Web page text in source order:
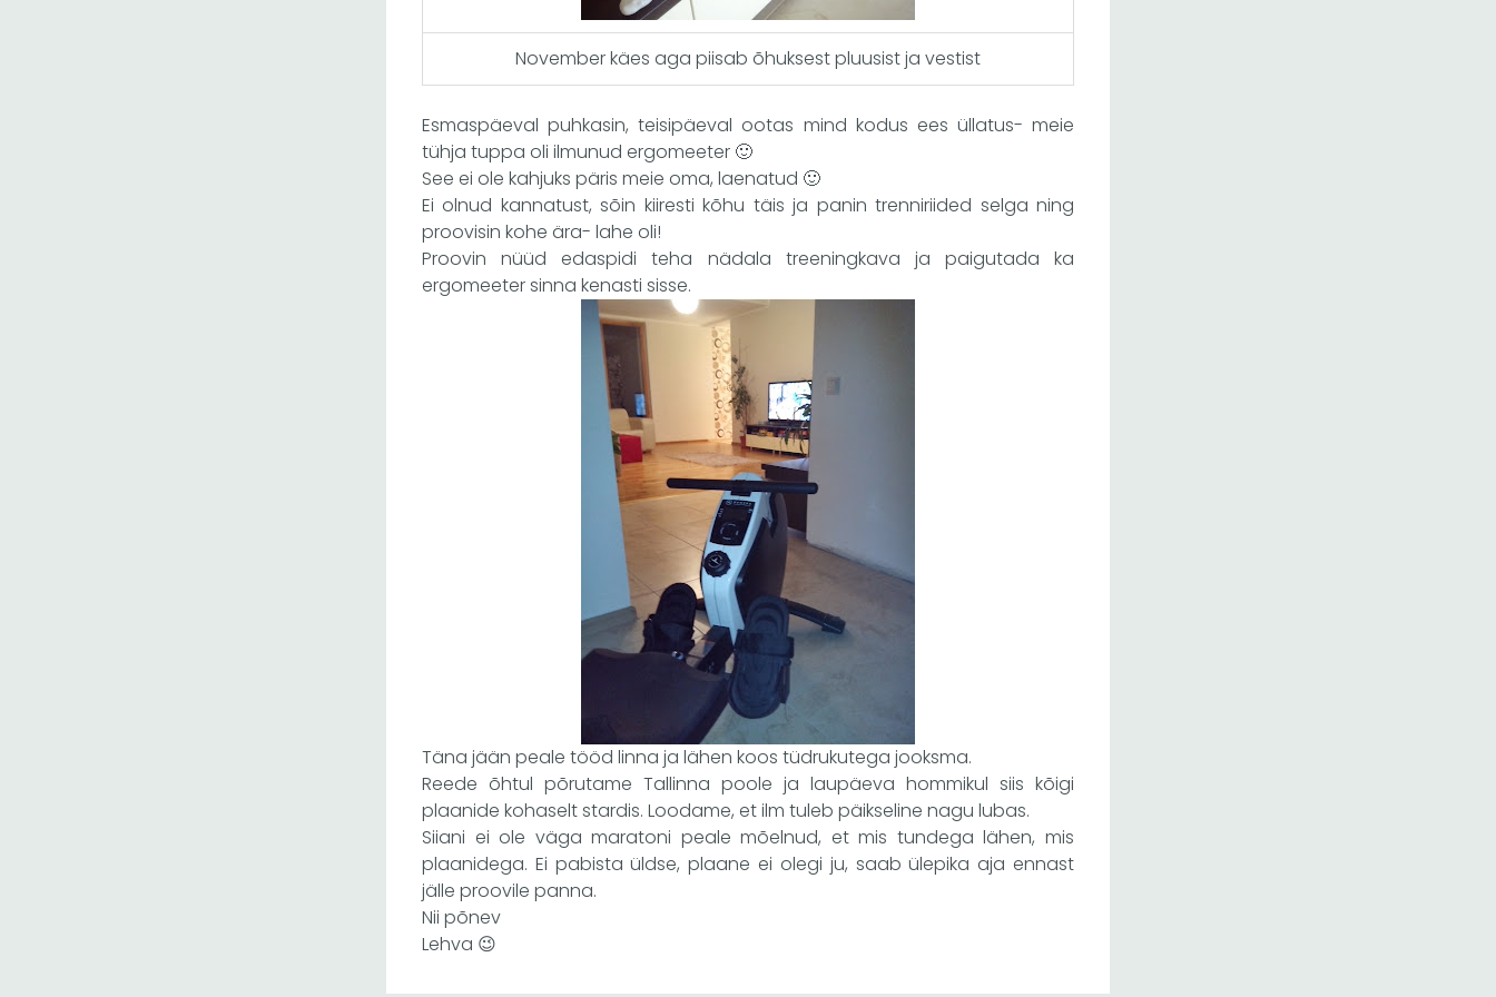
November käes aga piisab õhuksest pluusist ja vestist
Esmaspäeval puhkasin, teisipäeval ootas mind kodus ees üllatus- meie
tühja tuppa oli ilmunud ergomeeter 🙂
See ei ole kahjuks päris meie oma, laenatud 🙂
Ei olnud kannatust, sõin kiiresti kõhu täis ja panin trenniriided selga ning
proovisin kohe ära- lahe oli!
Proovin nüüd edaspidi teha nädala treeningkava ja paigutada ka
ergomeeter sinna kenasti sisse.
Täna jään peale tööd linna ja lähen koos tüdrukutega jooksma.
Reede õhtul põrutame Tallinna poole ja laupäeva hommikul siis kõigi
plaanide kohaselt stardis. Loodame, et ilm tuleb päikseline nagu lubas.
Siiani ei ole väga maratoni peale mõelnud, et mis tundega lähen, mis
plaanidega. Ei pabista üldse, plaane ei olegi ju, saab ülepika aja ennast
jälle proovile panna.
Nii põnev
Lehva 😉